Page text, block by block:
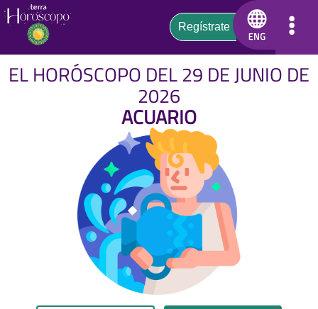
EL HORÓSCOPO DEL 29 DE JUNIO DE
2026
ACUARIO